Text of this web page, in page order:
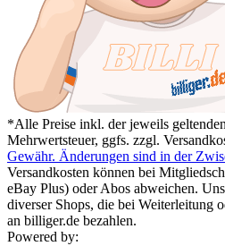
*Alle Preise inkl. der jeweils
Mehrwertsteuer, ggfs. zzgl.
Gewähr. Änderungen sind in der
Versandkosten können bei
eBay Plus) oder Abos abweichen.
diverser Shops, die bei Weiterleitung
an billiger.de bezahlen.
Powered by: